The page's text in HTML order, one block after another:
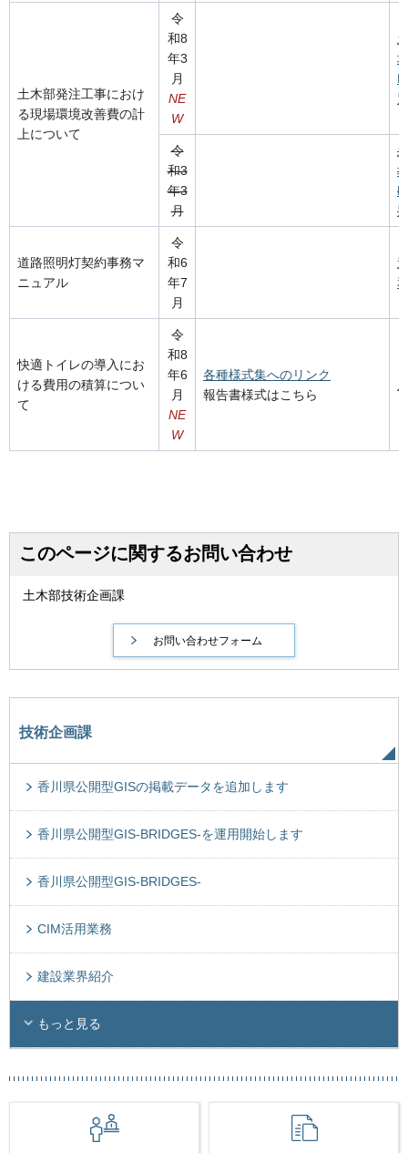
土木部発注工事におけ
る現場環境改善費の計
上について
令
和8
年3
月
NE
W
F
令
和3
年3
月
F
道路照明灯契約事務マ
ニュアル
令
和6
年7
月
快適トイレの導入にお
ける費用の積算につい
て
令
和8
年6
月
NE
W
各種様式集へのリンク
報告書様式はこちら
このページに関するお問い合わせ
土木部技術企画課
技術企画課
香川県公開型GISの掲載データを追加します
香川県公開型GIS-BRIDGES-を運用開始します
香川県公開型GIS-BRIDGES-
CIM活用業務
建設業界紹介
もっと見る